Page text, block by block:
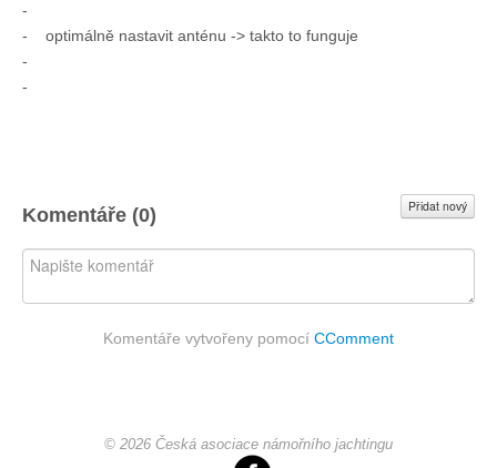
-
- optimálně nastavit anténu -> takto to funguje
-
-
Komentáře (0) Přidat nový
Komentáře vytvořeny pomocí CComment
© 2026 Česká asociace námořního jachtingu